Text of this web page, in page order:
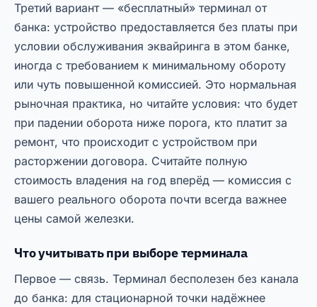
Третий вариант — «бесплатный» терминал от
банка: устройство предоставляется без платы при
условии обслуживания эквайринга в этом банке,
иногда с требованием к минимальному обороту
или чуть повышенной комиссией. Это нормальная
рыночная практика, но читайте условия: что будет
при падении оборота ниже порога, кто платит за
ремонт, что происходит с устройством при
расторжении договора. Считайте полную
стоимость владения на год вперёд — комиссия с
вашего реального оборота почти всегда важнее
цены самой железки.
Что учитывать при выборе терминала
Первое — связь. Терминал бесполезен без канала
до банка: для стационарной точки надёжнее